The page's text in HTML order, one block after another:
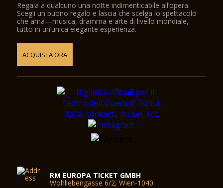
Regala a qualcuno una notte indimenticabile all’opera.
Scegli un buono regalo e lascia che scelga lo spettacolo
che ama—musica, dramma e arte di livello mondiale,
tutto in un’unica elegante esperienza.
ACQUISTA ORA
RM EUROPA TICKET GMBH
Wohllebengasse 6/2, Wien-1040